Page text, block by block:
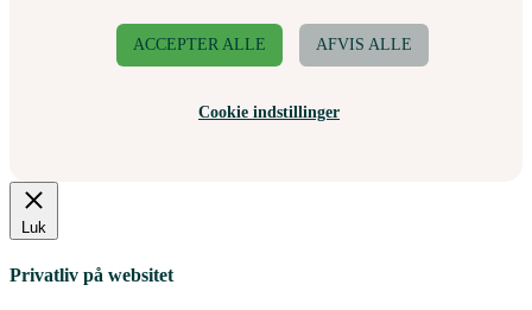
ACCEPTER ALLE AFVIS ALLE
Cookie indstillinger
Luk
Privatliv på websitet